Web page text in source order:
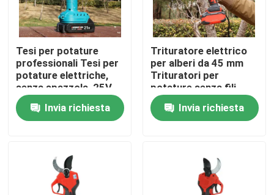
Casa.
Prodotti
Video
display di fabbrica
Tesi per potature
professionali Tesi per
potature elettriche,
senza spazzola, 25V
Tesi per potature
senza filiInvia richiesta
Trituratore elettrico
per alberi da 45 mm
Trituratori per
potature senza fili
Motore senza
spazzole per uso in
giardino
Invia richiesta